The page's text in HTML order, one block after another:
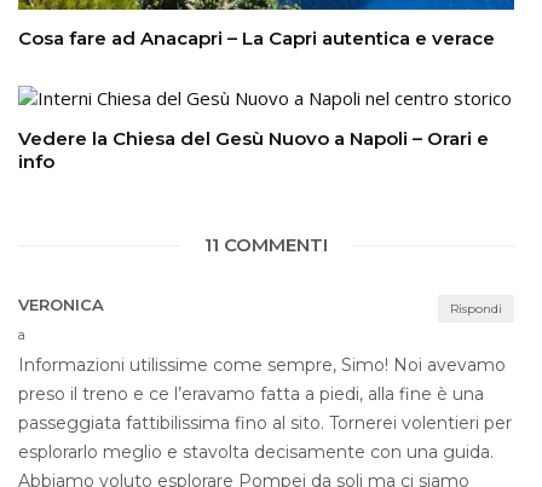
Cosa fare ad Anacapri – La Capri autentica e verace
Vedere la Chiesa del Gesù Nuovo a Napoli – Orari e
info
11 COMMENTI
Rispondi
VERONICA
a
Informazioni utilissime come sempre, Simo! Noi avevamo
preso il treno e ce l’eravamo fatta a piedi, alla fine è una
passeggiata fattibilissima fino al sito. Tornerei volentieri per
esplorarlo meglio e stavolta decisamente con una guida.
Abbiamo voluto esplorare Pompei da soli ma ci siamo